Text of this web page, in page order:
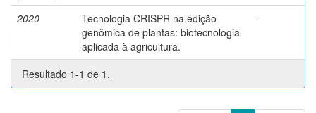
2020
Tecnologia CRISPR na edição
genômica de plantas: biotecnologia
aplicada à agricultura.
-
Resultado 1-1 de 1.